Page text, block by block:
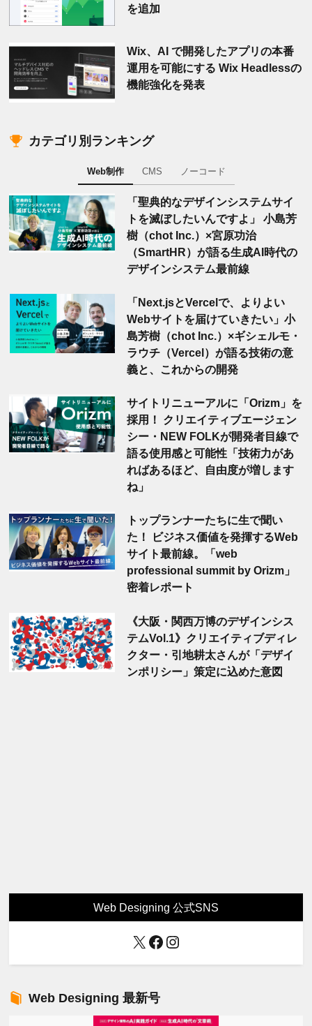
を追加
Wix、AI で開発したアプリの本番
運用を可能にする Wix Headlessの
機能強化を発表
カテゴリ別ランキング
Web制作 CMS ノーコード
「聖典的なデザインシステムサイ
トを滅ぼしたいんですよ」 小島芳
樹（chot Inc.）×宮原功治
（SmartHR）が語る生成AI時代の
デザインシステム最前線
「Next.jsとVercelで、よりよい
Webサイトを届けていきたい」小
島芳樹（chot Inc.）×ギシェルモ・
ラウチ（Vercel）が語る技術の意
義と、これからの開発
サイトリニューアルに「Orizm」を
採用！ クリエイティブエージェン
シー・NEW FOLKが開発者目線で
語る使用感と可能性「技術力があ
ればあるほど、自由度が増します
ね」
トップランナーたちに生で聞い
た！ ビジネス価値を発揮するWeb
サイト最前線。「web
professional summit by Orizm」
密着レポート
《大阪・関西万博のデザインシス
テムVol.1》クリエイティブディレ
クター・引地耕太さんが「デザイ
ンポリシー」策定に込めた意図
Web Designing 公式SNS
X Facebook
Instagram
Web Designing 最新号